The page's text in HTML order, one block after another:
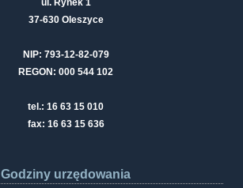
ul. Rynek 1
37-630 Oleszyce
NIP: 793-12-82-079
REGON: 000 544 102
tel.: 16 63 15 010
fax: 16 63 15 636
Godziny urzędowania